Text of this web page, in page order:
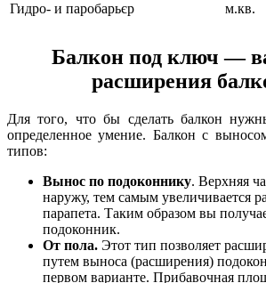
Гидро- и паробарьєр
м.кв.
Балкон под ключ —
расширения
Для того, что бы сделать балкон
определенное умение. Балкон c
типов:
Вынос по подоконнику. Верхняя
наружу, тем самым увеличивается
парапета. Таким образом вы
подоконник.
От пола. Этот тип позволяет
путем выноса (расширения)
первом варианте. Прибавочная